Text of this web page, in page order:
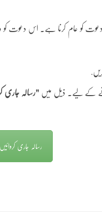
دعوت کو عام کرنا ہے۔ اس دعوت
کے لیے۔ ذیل میں "رسالہ جاری
رسالہ جاری کروائیں